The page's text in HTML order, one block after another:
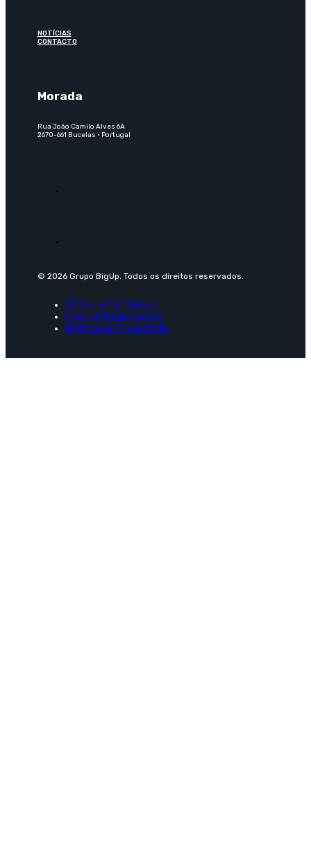
NOTÍCIAS
CONTACTO
Morada
Rua João Camilo Alves 6A
2670-661 Bucelas · Portugal
© 2026 Grupo BigUp. Todos os direitos reservados.
Termos e Condições
Livro de Reclamações
Política de Privacidade